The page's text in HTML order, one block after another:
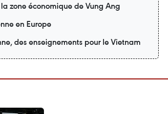
zone économique de Vung Ang
en Europe
des enseignements pour le Vietnam